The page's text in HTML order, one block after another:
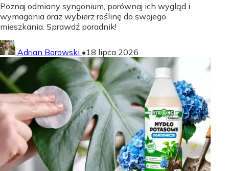
Poznaj odmiany syngonium, porównaj ich wygląd i
wymagania oraz wybierz roślinę do swojego
mieszkania. Sprawdź poradnik!
Adrian Borowski •18 lipca 2026